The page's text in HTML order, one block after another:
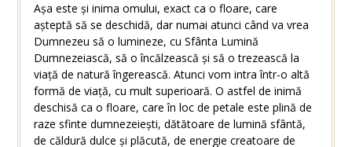
Așa este și inima omului, exact ca o floare, care
așteptă să se deschidă, dar numai atunci când va vrea
Dumnezeu să o lumineze, cu Sfânta Lumină
Dumnezeiască, să o încălzească și să o trezească la
viață de natură îngerească. Atunci vom intra într-o altă
formă de viață, cu mult superioară. O astfel de inimă
deschisă ca o floare, care în loc de petale este plină de
raze sfinte dumnezeiești, dătătoare de lumină sfântă,
de căldură dulce și plăcută, de energie creatoare de